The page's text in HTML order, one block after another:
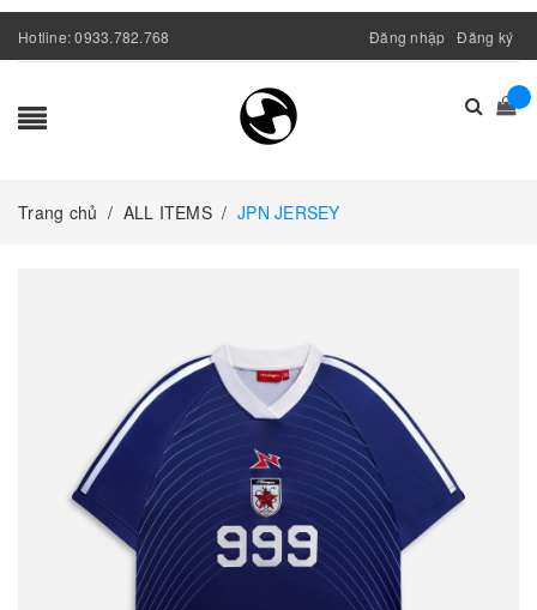
Hotline:0933.782.768 Đăng nhập Đăng ký
Trang chủ / ALL ITEMS / JPN JERSEY